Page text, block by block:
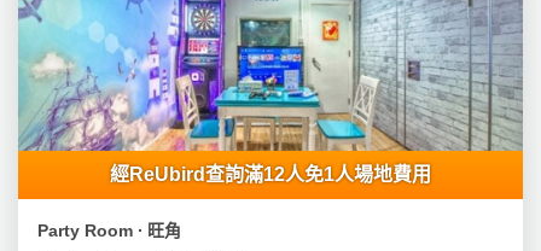
經ReUbird查詢滿12人免1人場地費用
Party Room ∙ 旺角